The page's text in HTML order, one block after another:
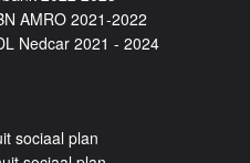
AMRO 2021-2022
Nedcar 2021 - 2024
sociaal plan